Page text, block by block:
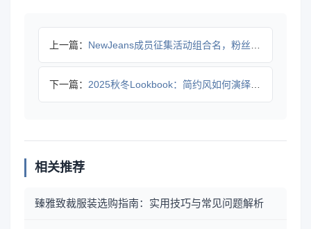
上一篇： NewJeans成员征集活动组合名，粉丝创意如何助力？
下一篇： 2025秋冬Lookbook：简约风如何演绎优雅与实用？
相关推荐
臻雅致裁服装选购指南：实用技巧与常见问题解析